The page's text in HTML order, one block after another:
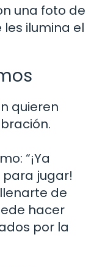
una foto de
les ilumina el
quieren
“¡Ya
jugar!
de
hacer
por la